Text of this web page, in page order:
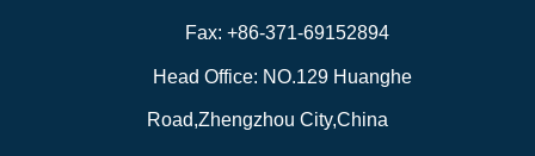
Fax: +86-371-69152894
Head Office: NO.129 Huanghe
Road,Zhengzhou City,China